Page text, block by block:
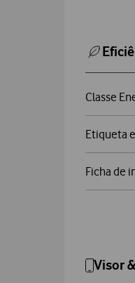
Classe
Etiqueta
Ficha de
Visor